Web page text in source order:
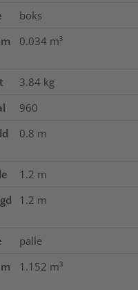
boks
0.034 m³
3.84 kg
960
0.8 m
1.2 m
1.2 m
palle
1.152 m³